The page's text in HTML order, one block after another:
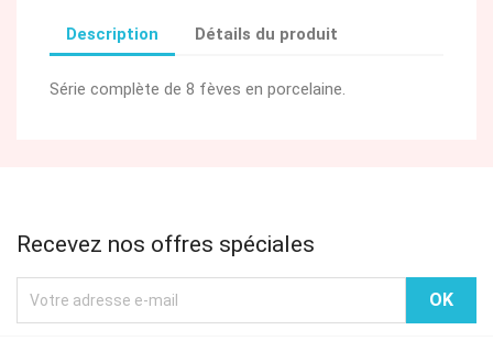
Description Détails du produit
Série complète de 8 fèves en porcelaine.
Recevez nos offres spéciales